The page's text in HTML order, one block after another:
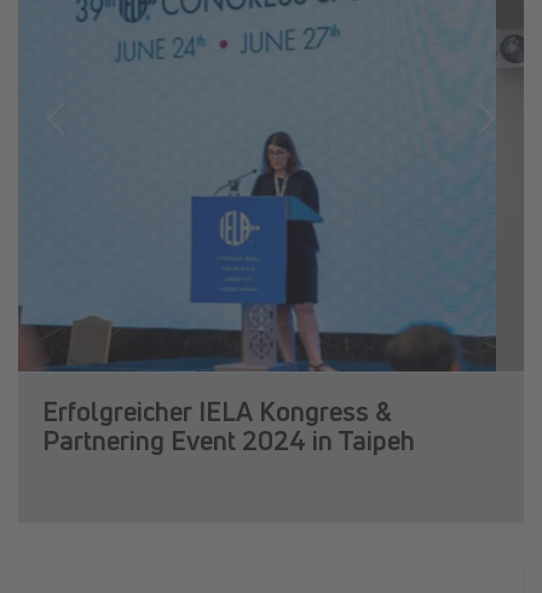
Erfolgreicher IELA Kongress &
Partnering Event 2024 in Taipeh